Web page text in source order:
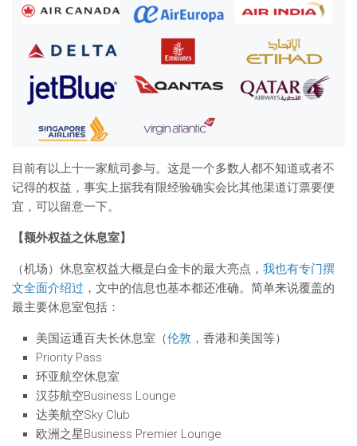
目前有以上十一家航司参与。这是一个多数人都不知道或者不
记得的权益，事实上据我有限经验确实会比其他渠道订票要便
宜，可以留意一下。
【额外权益之休息室】
（机场）休息室权益大概是白金卡的最大亮点， 我也有专门撰
文全面介绍过 ，文中的信息也基本都还准确。简单来说覆盖的
最主要休息室包括：
美国运通百夫长休息室（伦敦 ，香港和美国等）
Priority Pass
环亚航空休息室
汉莎航空Business Lounge
达美航空Sky Club
欧洲之星Business Premier Lounge